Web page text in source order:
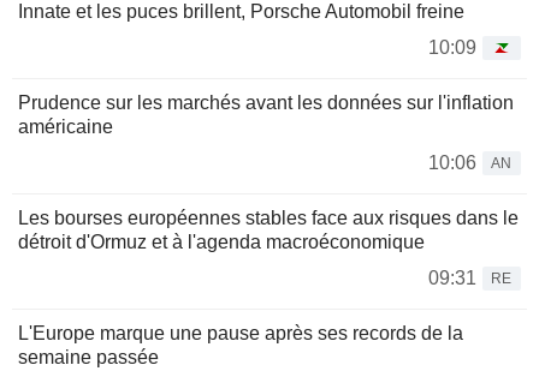
Innate et les puces brillent, Porsche Automobil freine
10:09
Prudence sur les marchés avant les données sur l'inflation
américaine
10:06
AN
Les bourses européennes stables face aux risques dans le
détroit d'Ormuz et à l'agenda macroéconomique
09:31
RE
L'Europe marque une pause après ses records de la
semaine passée